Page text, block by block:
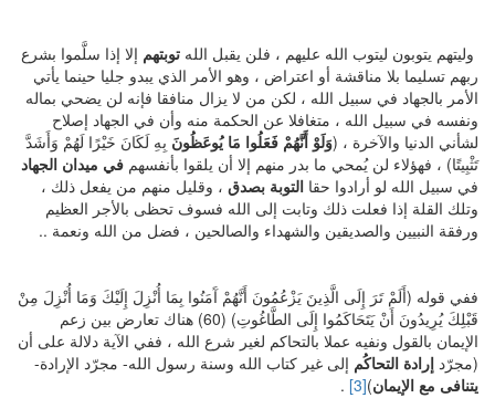
وليتهم يتوبون ليتوب الله عليهم ، فلن يقبل الله توبتهم إلا إذا سلَّموا بشرع
ربهم تسليما بلا مناقشة أو اعتراض ، وهو الأمر الذي يبدو جليا حينما يأتي
الأمر بالجهاد في سبيل الله ، لكن من لا يزال منافقا فإنه لن يضحي بماله
ونفسه في سبيل الله ، متغافلا عن الحكمة منه وأن في الجهاد إصلاح
لشأني الدنيا والآخرة ، (وَلَوْ أَنَّهُمْ فَعَلُوا مَا يُوعَظُونَ بِهِ لَكَانَ خَيْرًا لَهُمْ وَأَشَدَّ
تَثْبِيتًا) ، فهؤلاء لن يُمحي ما بدر منهم إلا أن يلقوا بأنفسهم في ميدان الجهاد
في سبيل الله لو أرادوا حقا التوبة بصدق ، وقليل منهم من يفعل ذلك ،
وتلك القلة إذا فعلت ذلك وتابت إلى الله فسوف تحظى بالأجر العظيم
ورفقة النبيين والصديقين والشهداء والصالحين ، فضل من الله ونعمة ..
ففي قوله (أَلَمْ تَرَ إِلَى الَّذِينَ يَزْعُمُونَ أَنَّهُمْ آَمَنُوا بِمَا أُنْزِلَ إِلَيْكَ وَمَا أُنْزِلَ مِنْ
قَبْلِكَ يُرِيدُونَ أَنْ يَتَحَاكَمُوا إِلَى الطَّاغُوتِ) (60) هناك تعارض بين زعم
الإيمان بالقول ونفيه عملا بالتحاكم لغير شرع الله ، ففي الآية دلالة على أن
(مجرّد إرادة التحاكُم إلى غير كتاب الله وسنة رسول الله- مجرّد الإرادة-
يتنافى مع الإيمان)
[3]
.